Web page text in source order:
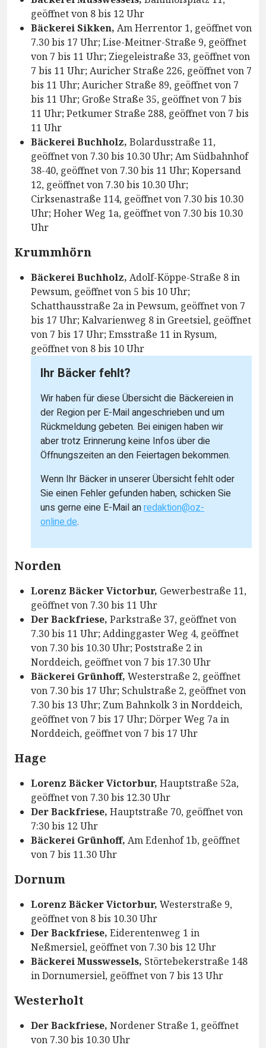
geöffnet von 8 bis 12 Uhr
Bäckerei Sikken, Am Herrentor 1, geöffnet von
7.30 bis 17 Uhr; Lise-Meitner-Straße 9, geöffnet
von 7 bis 11 Uhr; Ziegeleistraße 33, geöffnet von
7 bis 11 Uhr; Auricher Straße 226, geöffnet von 7
bis 11 Uhr; Auricher Straße 89, geöffnet von 7
bis 11 Uhr; Große Straße 35, geöffnet von 7 bis
11 Uhr; Petkumer Straße 288, geöffnet von 7 bis
11 Uhr
Bäckerei Buchholz, Bolardusstraße 11,
geöffnet von 7.30 bis 10.30 Uhr; Am Südbahnhof
38-40, geöffnet von 7.30 bis 11 Uhr; Kopersand
12, geöffnet von 7.30 bis 10.30 Uhr;
Cirksenastraße 114, geöffnet von 7.30 bis 10.30
Uhr; Hoher Weg 1a, geöffnet von 7.30 bis 10.30
Uhr
Krummhörn
Bäckerei Buchholz, Adolf-Köppe-Straße 8 in
Pewsum, geöffnet von 5 bis 10 Uhr;
Schatthausstraße 2a in Pewsum, geöffnet von 7
bis 17 Uhr; Kalvarienweg 8 in Greetsiel, geöffnet
von 7 bis 17 Uhr; Emsstraße 11 in Rysum,
geöffnet von 8 bis 10 Uhr
Ihr Bäcker fehlt?
Wir haben für diese Übersicht die Bäckereien in
der Region per E-Mail angeschrieben und um
Rückmeldung gebeten. Bei einigen haben wir
aber trotz Erinnerung keine Infos über die
Öffnungszeiten an den Feiertagen bekommen.
Wenn Ihr Bäcker in unserer Übersicht fehlt oder
Sie einen Fehler gefunden haben, schicken Sie
uns gerne eine E-Mail anredaktion@oz-
online.de.
Norden
Lorenz Bäcker Victorbur, Gewerbestraße 11,
geöffnet von 7.30 bis 11 Uhr
Der Backfriese, Parkstraße 37, geöffnet von
7.30 bis 11 Uhr; Addinggaster Weg 4, geöffnet
von 7.30 bis 10.30 Uhr; Poststraße 2 in
Norddeich, geöffnet von 7 bis 17.30 Uhr
Bäckerei Grünhoff, Westerstraße 2, geöffnet
von 7.30 bis 17 Uhr; Schulstraße 2, geöffnet von
7.30 bis 13 Uhr; Zum Bahnkolk 3 in Norddeich,
geöffnet von 7 bis 17 Uhr; Dörper Weg 7a in
Norddeich, geöffnet von 7 bis 17 Uhr
Hage
Lorenz Bäcker Victorbur, Hauptstraße 52a,
geöffnet von 7.30 bis 12.30 Uhr
Der Backfriese, Hauptstraße 70, geöffnet von
7:30 bis 12 Uhr
Bäckerei Grünhoff, Am Edenhof 1b, geöffnet
von 7 bis 11.30 Uhr
Dornum
Lorenz Bäcker Victorbur, Westerstraße 9,
geöffnet von 8 bis 10.30 Uhr
Der Backfriese, Eiderentenweg 1 in
Neßmersiel, geöffnet von 7.30 bis 12 Uhr
Bäckerei Musswessels, Störtebekerstraße 148
in Dornumersiel, geöffnet von 7 bis 13 Uhr
Westerholt
Der Backfriese, Nordener Straße 1, geöffnet
von 7.30 bis 10.30 Uhr